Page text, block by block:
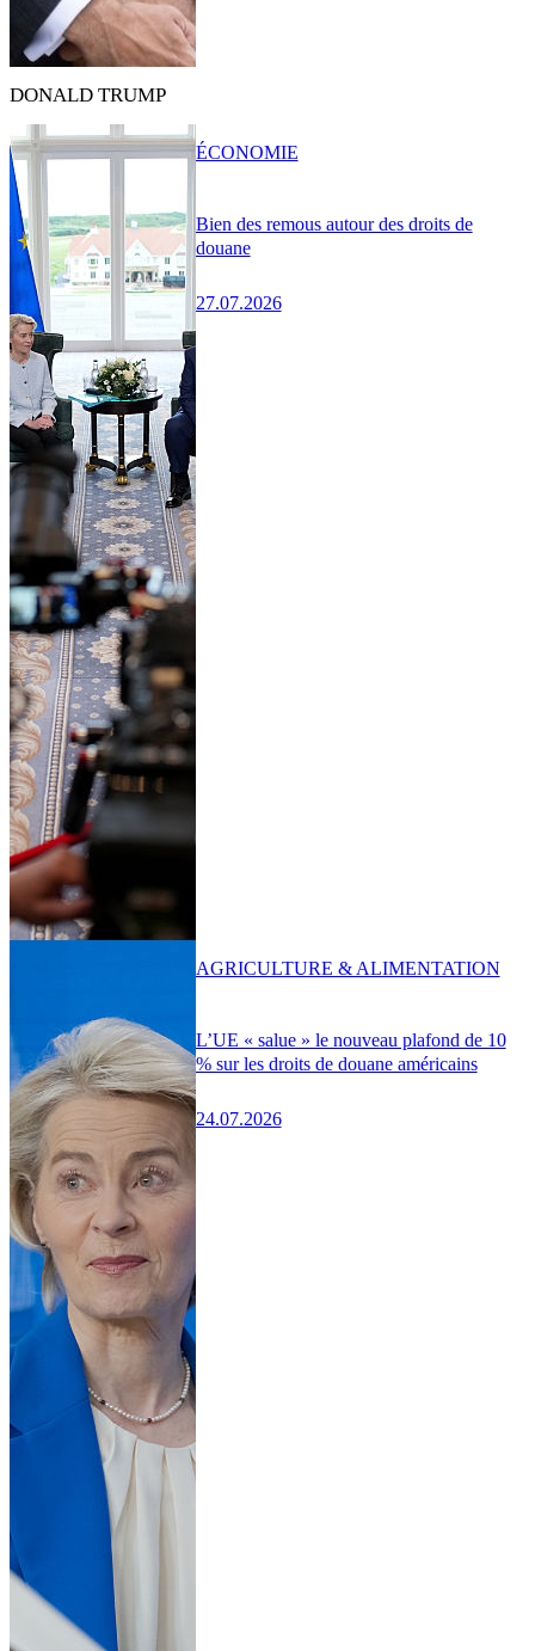
DONALD TRUMP
Bien des remous autour des droits de
douane
27.07.2026
ÉCONOMIE
L’UE « salue » le nouveau plafond de 10
% sur les droits de douane américains
24.07.2026
AGRICULTURE & ALIMENTATION